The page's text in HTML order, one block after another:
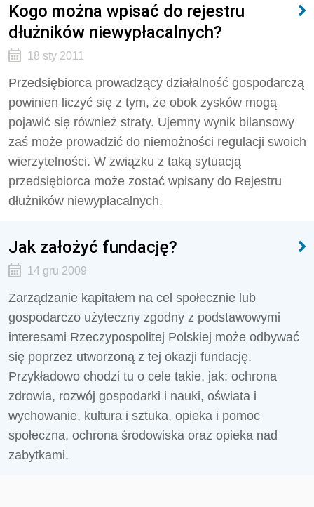
Kogo można wpisać do rejestru
dłużników niewypłacalnych?
18 sty 2011
Przedsiębiorca prowadzący działalność gospodarczą
powinien liczyć się z tym, że obok zysków mogą
pojawić się również straty. Ujemny wynik bilansowy
zaś może prowadzić do niemożności regulacji swoich
wierzytelności. W związku z taką sytuacją
przedsiębiorca może zostać wpisany do Rejestru
dłużników niewypłacalnych.
Jak założyć fundację?
14 gru 2009
Zarządzanie kapitałem na cel społecznie lub
gospodarczo użyteczny zgodny z podstawowymi
interesami Rzeczypospolitej Polskiej może odbywać
się poprzez utworzoną z tej okazji fundację.
Przykładowo chodzi tu o cele takie, jak: ochrona
zdrowia, rozwój gospodarki i nauki, oświata i
wychowanie, kultura i sztuka, opieka i pomoc
społeczna, ochrona środowiska oraz opieka nad
zabytkami.